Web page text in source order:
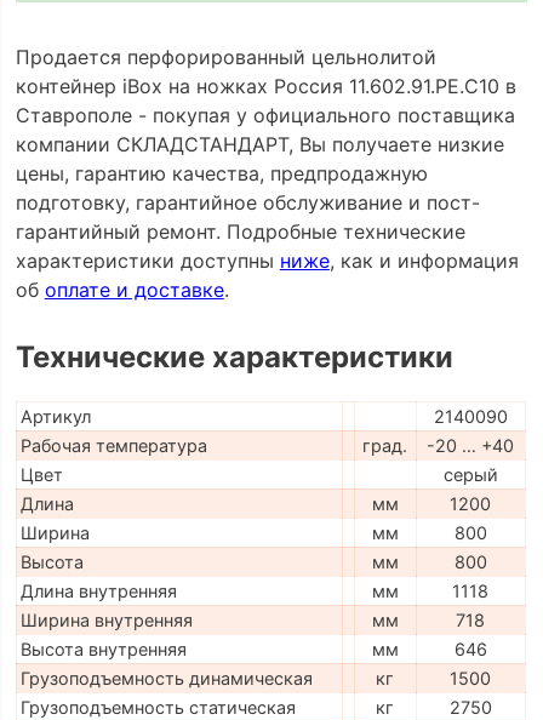
Продается перфорированный цельнолитой
контейнер iBox на ножках Россия 11.602.91.РЕ.C10 в
Ставрополе - покупая у официального поставщика
компании СКЛАДСТАНДАРТ, Вы получаете низкие
цены, гарантию качества, предпродажную
подготовку, гарантийное обслуживание и пост-
гарантийный ремонт. Подробные технические
характеристики доступны ниже, как и информация
об оплате и доставке.
Технические характеристики
Артикул
2140090
Рабочая температура
град.
-20 … +40
Цвет
серый
Длина
мм
1200
Ширина
мм
800
Высота
мм
800
Длина внутренняя
мм
1118
Ширина внутренняя
мм
718
Высота внутренняя
мм
646
Грузоподъемность динамическая
кг
1500
Грузоподъемность статическая
кг
2750